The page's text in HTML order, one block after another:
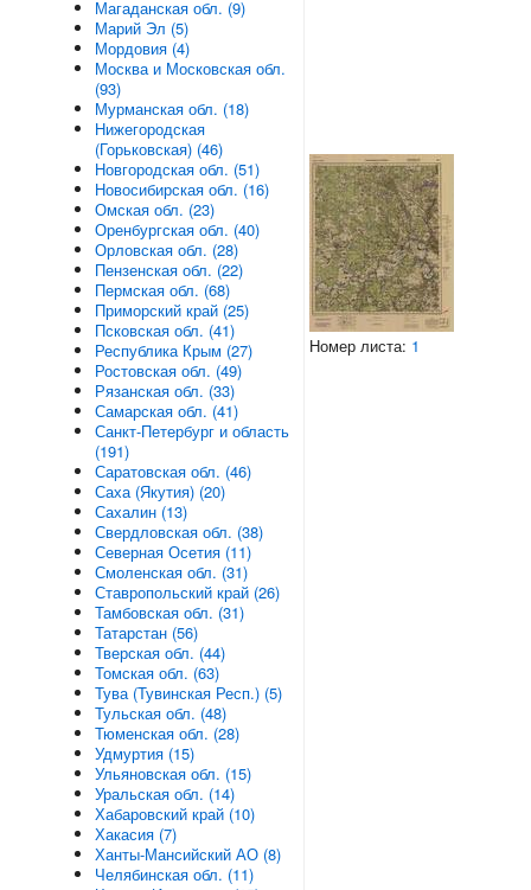
Номер листа: 1
Магаданская обл. (9)
Марий Эл (5)
Мордовия (4)
Москва и Московская обл.
(93)
Мурманская обл. (18)
Нижегородская
(Горьковская) (46)
Новгородская обл. (51)
Новосибирская обл. (16)
Омская обл. (23)
Оренбургская обл. (40)
Орловская обл. (28)
Пензенская обл. (22)
Пермская обл. (68)
Приморский край (25)
Псковская обл. (41)
Республика Крым (27)
Ростовская обл. (49)
Рязанская обл. (33)
Самарская обл. (41)
Санкт-Петербург и область
(191)
Саратовская обл. (46)
Саха (Якутия) (20)
Сахалин (13)
Свердловская обл. (38)
Северная Осетия (11)
Смоленская обл. (31)
Ставропольский край (26)
Тамбовская обл. (31)
Татарстан (56)
Тверская обл. (44)
Томская обл. (63)
Тува (Тувинская Респ.) (5)
Тульская обл. (48)
Тюменская обл. (28)
Удмуртия (15)
Ульяновская обл. (15)
Уральская обл. (14)
Хабаровский край (10)
Хакасия (7)
Ханты-Мансийский АО (8)
Челябинская обл. (11)